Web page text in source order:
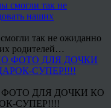
так не ожиданно
родителей…
ДЛЯ ДОЧКИ КО
СУПЕР!!!!